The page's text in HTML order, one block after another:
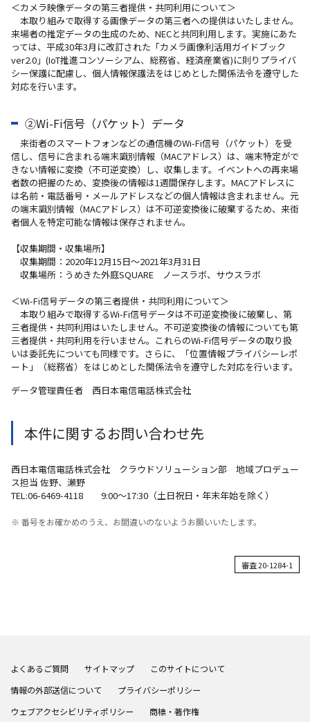
＜カメラ映像データの第三者提供・共同利用について＞
本取り組みで取得する画像データの第三者への提供はいたしません。
来場者の推定データの生成のため、NECと共同利用します。実施にあた
っては、平成30年3月に改訂された「カメラ画像利活用ガイドブック
ver2.0」(IoT推進コンソーシアム、総務省、経済産業省)に則りプライバ
シー保護に配慮し、個人情報保護法をはじめとした関係法令を遵守した
対応を行います。
②Wi-Fi信号（パケット）データ
来街者のスマートフォンなどの通信機のWi-Fi信号（パケット）を受
信し、信号に含まれる端末識別情報（MACアドレス）は、端末特定がで
きない情報に変換（不可逆変換）し、収集します。イベントへの再来場
者数の把握のため、変換後の情報は1週間保存します。MACアドレスに
は名前・電話番号・メールアドレスなどの個人情報は含まれません。元
の端末識別情報（MACアドレス）は不可逆変換後に破棄するため、来街
者個人を特定可能な情報は保存されません。
【収集期間・収集場所】
収集期間：2020年12月15日～2021年3月31日
収集場所：うめきた外庭SQUARE ノースラボ、サウスラボ
＜Wi-Fi信号データの第三者提供・共同利用について＞
本取り組みで取得するWi-Fi信号データは不可逆変換後に破棄し、第
三者提供・共同利用はいたしません。不可逆変換後の情報についても第
三者提供・共同利用を行いません。これらのWi-Fi信号データの取り扱
いは委託先についても同様です。さらに、「位置情報プライバシーレポ
ート」（総務省）をはじめとした関係法令を遵守した対応を行います。
データ管理責任者 西日本電信電話株式会社
本件に関するお問い合わせ先
西日本電信電話株式会社 クラウドソリューション部 地域プロデュー
ス担当 佐野、瀬野
TEL:06-6469-4118 9:00～17:30（土日祝日・年末年始を除く）
※ 番号をお確かめのうえ、お間違いのないようお願いいたします。
審査 20-1284-1
よくあるご質問 サイトマップ
このサイトについて
情報の外部送信について
プライバシーポリシー
ウェブアクセシビリティポリシー
商標・著作権